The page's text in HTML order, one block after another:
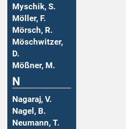
Myschik, S.
Möller, F.
Mörsch, R.
Möschwitzer,
D.
Mößner, M.
N
Nagaraj, V.
Nagel, B.
Neumann, T.